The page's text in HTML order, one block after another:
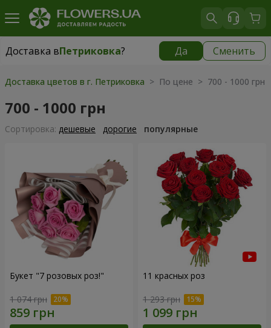
Доставка вПетриковка? Да Сменить
Доставка вПетриковка|
Доставка цветов в г. Петриковка > По цене > 700 - 1000 грн
700 - 1000 грн
Cортировка: дешевые дорогие популярные
Букет "7 розовых роз!"
1 074 грн
11 красных роз
1 293 грн